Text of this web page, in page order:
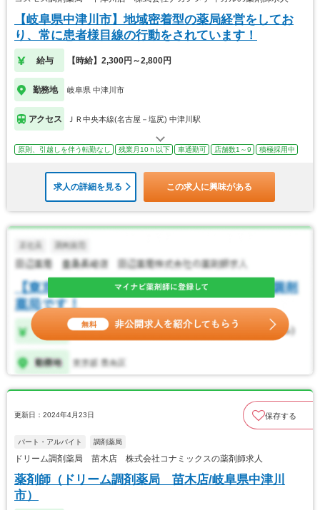
【岐阜県中津川市】地域密着型の薬局経営をしてお
り、常に患者様目線の行動をされています！
給与 【時給】2,300円～2,800円
勤務地 岐阜県 中津川市
アクセス ＪＲ中央本線(名古屋－塩尻) 中津川駅
原則、引越しを伴う転勤なし 残業月10ｈ以下 車通勤可 店舗数1～9 積極採用中
求人の詳細を見る この求人に興味がある
更新日：2024年4月23日 保存する
パート・アルバイト 調剤薬局
ドリーム調剤薬局 苗木店 株式会社コナミックスの薬剤師求人
薬剤師（ドリーム調剤薬局 苗木店/岐阜県中津川
市）